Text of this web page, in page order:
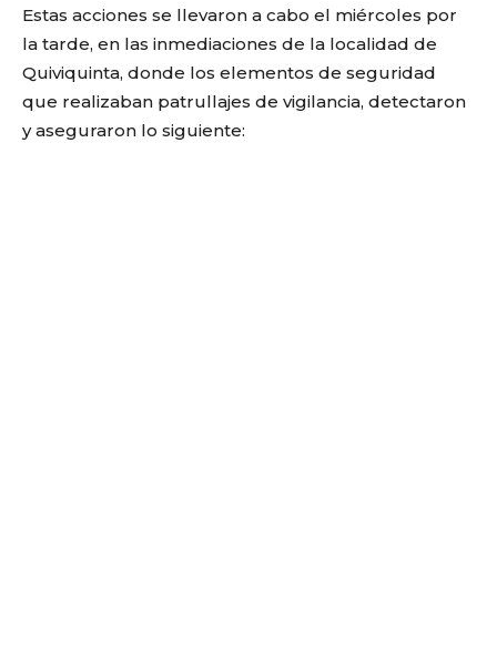
Estas acciones se llevaron a cabo el miércoles por
la tarde, en las inmediaciones de la localidad de
Quiviquinta, donde los elementos de seguridad
que realizaban patrullajes de vigilancia, detectaron
y aseguraron lo siguiente: